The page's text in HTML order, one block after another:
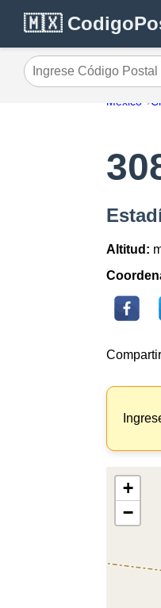
🇲🇽
Ingrese Código Postal
México
Altitud:
+
−